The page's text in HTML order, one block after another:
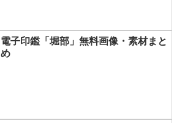
電子印鑑「堀部」無料画像・素材まと
め